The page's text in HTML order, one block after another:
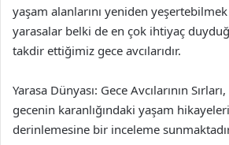
yaşam alanlarını yeniden
yarasalar belki de en çok ihtiyaç
takdir ettiğimiz gece avcılarıdır.
Yarasa Dünyası: Gece Avcılarının
gecenin karanlığındaki yaşam
derinlemesine bir inceleme